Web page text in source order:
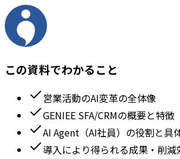
この資料でわかること
営業活動のAI変革の全体像
GENIEE SFA/CRMの概要と特徴
AI Agent（AI社員）の役割と具
導入により得られる成果・削減